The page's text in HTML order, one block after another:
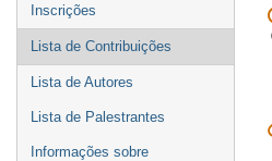
Inscrições
Lista de Contribuições
Lista de Autores
Lista de Palestrantes
Informações sobre